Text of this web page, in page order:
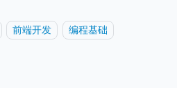
前端开发 编程基础